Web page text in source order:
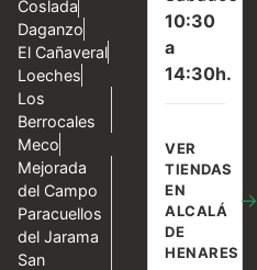
Coslada
Daganzo
El Cañaveral
Loeches
Los
Berrocales
Meco
Mejorada
del Campo
Paracuellos
del Jarama
San
10:30
a
14:30h.
VER
TIENDAS
EN
ALCALÁ
DE
HENARES
→